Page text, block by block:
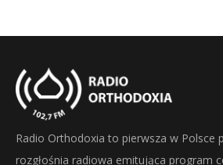
Radio Orthodoxia to pierwsza w Polsce
rozgłośnia radiowa emitująca program